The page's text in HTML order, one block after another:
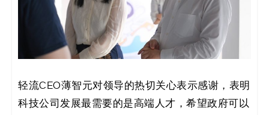
轻流CEO薄智元对领导的热切关心表示感谢，表明
科技公司发展最需要的是高端人才，希望政府可以